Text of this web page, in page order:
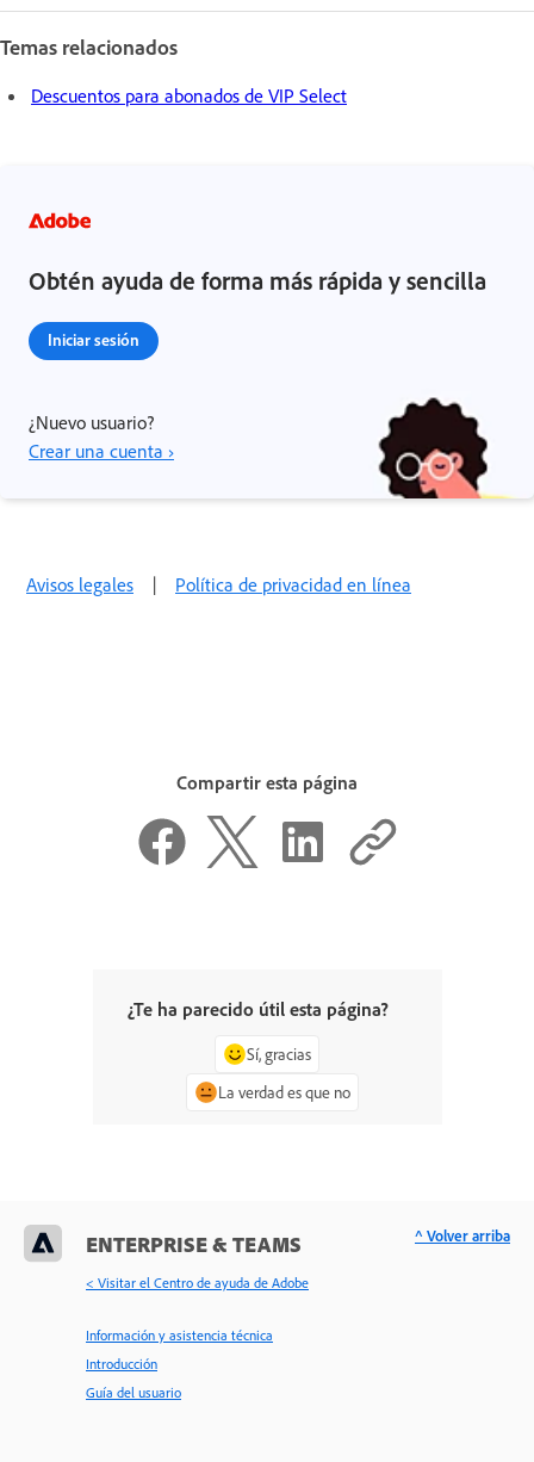
Temas relacionados
Descuentos para abonados de VIP Select
Obtén ayuda de forma más rápida y sencilla
Iniciar sesión
¿Nuevo usuario?
Crear una cuenta ›
Avisos legales | Política de privacidad en línea
Compartir esta página
¿Te ha parecido útil esta página?
Sí, gracias
La verdad es que no
ENTERPRISE & TEAMS
< Visitar el Centro de ayuda de Adobe
Información y asistencia técnica
Introducción
Guía del usuario
^ Volver arriba